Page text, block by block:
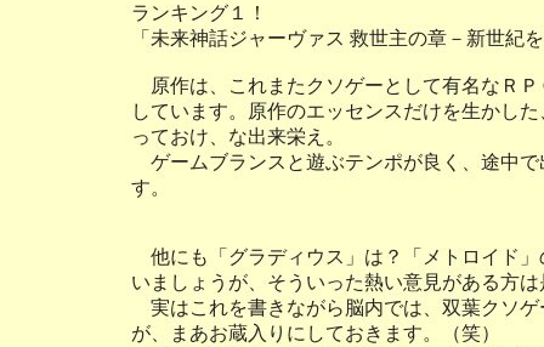
ランキング１！
「未来神話ジャーヴァス 救世主の章－新世紀
原作は、これまたクソゲーとして有名なＲ
しています。原作のエッセンスだけを生かし
っておけ、な出来栄え。
ゲームブランスと遊ぶテンポが良く、途中
す。
他にも「グラディウス」は？「メトロイド
いましょうが、そういった熱い意見がある方
実はこれを書きながら脳内では、双葉クソ
が、まあお蔵入りにしておきます。（笑）